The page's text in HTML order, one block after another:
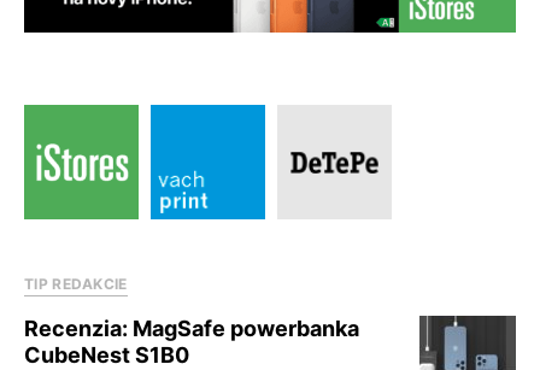
TIP REDAKCIE
Recenzia: MagSafe powerbanka
CubeNest S1B0